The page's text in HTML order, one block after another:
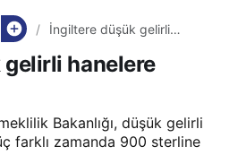
İngiltere düşük gelirli
hanelere
Bakanlığı, düşük gelirli
farklı zamanda 900 sterline